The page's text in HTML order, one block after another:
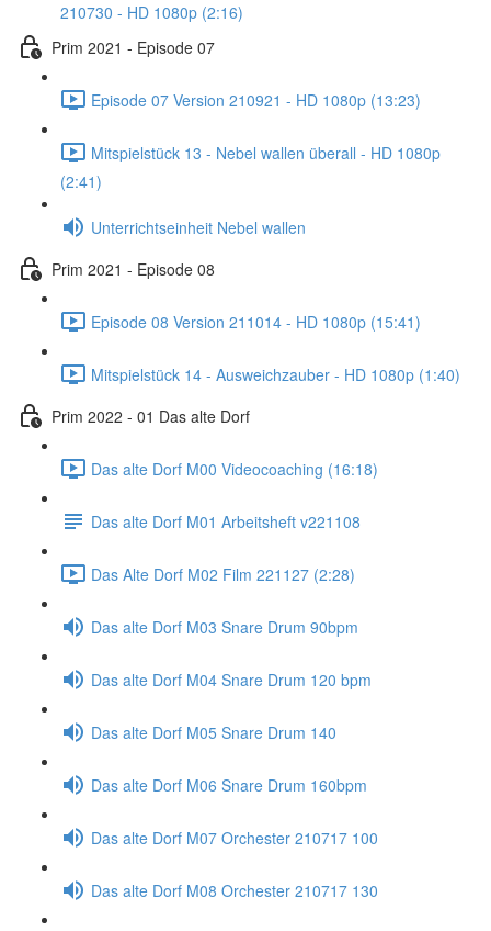
210730 - HD 1080p (2:16)
Prim 2021 - Episode 07
Episode 07 Version 210921 - HD 1080p (13:23)
Mitspielstück 13 - Nebel wallen überall - HD 1080p
(2:41)
Unterrichtseinheit Nebel wallen
Prim 2021 - Episode 08
Episode 08 Version 211014 - HD 1080p (15:41)
Mitspielstück 14 - Ausweichzauber - HD 1080p (1:40)
Prim 2022 - 01 Das alte Dorf
Das alte Dorf M00 Videocoaching (16:18)
Das alte Dorf M01 Arbeitsheft v221108
Das Alte Dorf M02 Film 221127 (2:28)
Das alte Dorf M03 Snare Drum 90bpm
Das alte Dorf M04 Snare Drum 120 bpm
Das alte Dorf M05 Snare Drum 140
Das alte Dorf M06 Snare Drum 160bpm
Das alte Dorf M07 Orchester 210717 100
Das alte Dorf M08 Orchester 210717 130